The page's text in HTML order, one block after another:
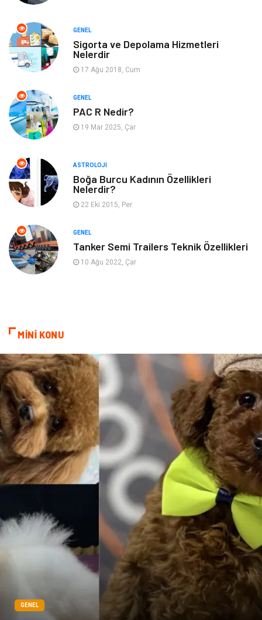
Spor
Tatil Hobi
Genel Kültür
Müzik
Mobilya
Finans
Aksesuar
Astroloji
GENEL
Sigorta ve Depolama Hizmetleri
Nelerdir
17 Ağu 2018, Cum
GENEL
PAC R Nedir?
19 Mar 2025, Çar
ASTROLOJI
Boğa Burcu Kadının Özellikleri
Nelerdir?
22 Eki 2015, Per
GENEL
Tanker Semi Trailers Teknik Özellikleri
10 Ağu 2022, Çar
MİNİ KONU
GENEL